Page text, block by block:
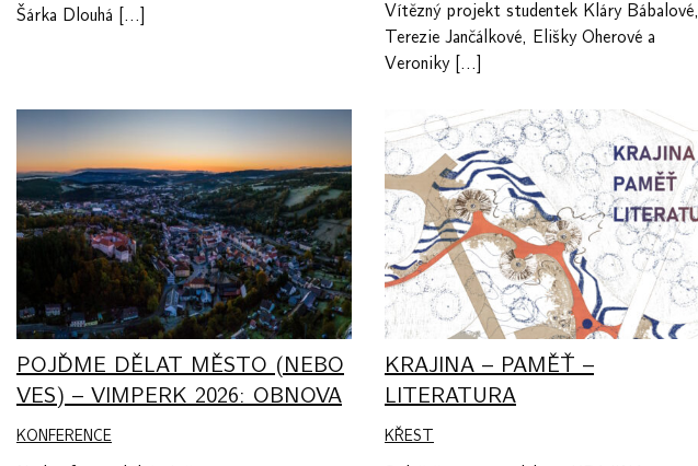
Šárka Dlouhá […]
Vítězný projekt studentek Kláry Bábalové,
Terezie Jančálkové, Elišky Oherové a
Veroniky […]
POJĎME DĚLAT MĚSTO (NEBO
VES) – VIMPERK 2026: OBNOVA
KONFERENCE
KRAJINA – PAMĚŤ –
LITERATURA
KŘEST